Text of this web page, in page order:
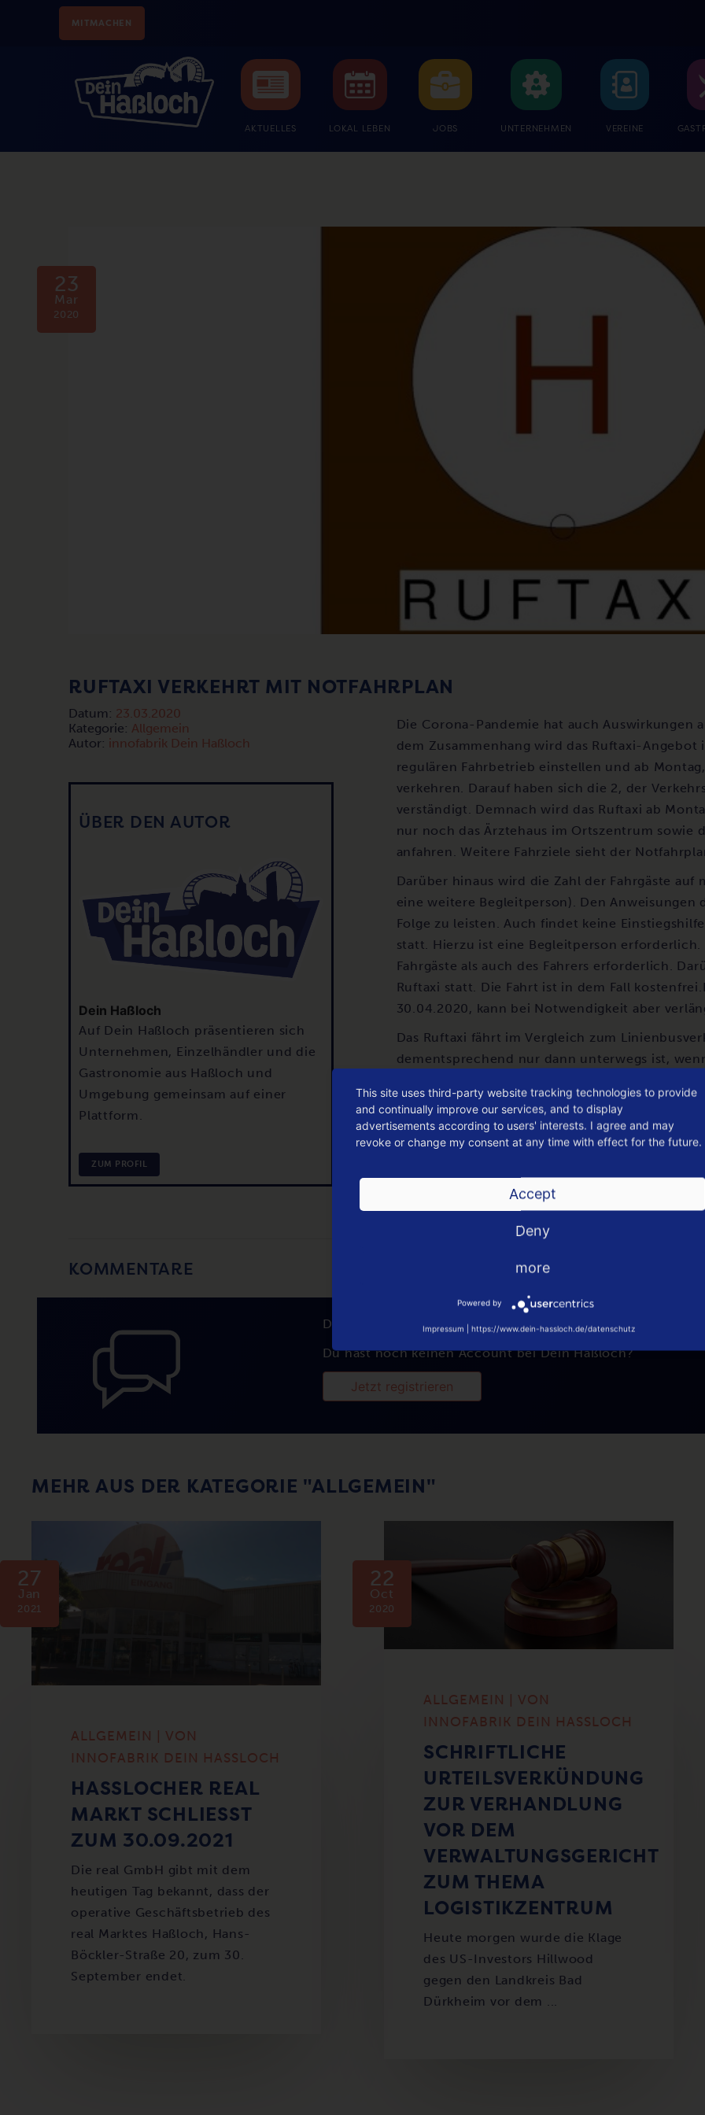
MITMACHEN
AKTUELLES LOKAL LEBEN JOBS UNTERNEHMEN VEREINE
23
Mar
2020
RUFTAXI VERKEHRT MIT NOTFAHRPLAN
Datum: 23.03.2020
Kategorie: Allgemein
Autor: innofabrik Dein Haßloch
ÜBER DEN AUTOR
Dein Haßloch
Auf Dein Haßloch präsentieren sich
Unternehmen, Einzelhändler und die
Gastronomie aus Haßloch und
Umgebung gemeinsam auf einer
Plattform.
ZUM PROFIL
Die Corona-Pandemie hat auch Auswirkungen
dem Zusammenhang wird das Ruftaxi-Angebot
regulären Fahrbetrieb einstellen und ab
verkehren. Darauf haben sich die 2, der
verständigt. Demnach wird das Ruftaxi ab
nur noch das Ärztehaus im Ortszentrum sowie
anfahren. Weitere Fahrziele sieht der
Darüber hinaus wird die Zahl der Fahrgäste auf
eine weitere Begleitperson). Den Anweisungen
Folge zu leisten. Auch findet keine
statt. Hierzu ist eine Begleitperson
Fahrgäste als auch des Fahrers erforderlich.
Ruftaxi statt. Die Fahrt ist in dem Fall
30.04.2020, kann bei Notwendigkeit aber
Das Ruftaxi fährt im Vergleich zum
dementsprechend nur dann unterwegs ist,
eine Stunde vor Abfahrt kann das Ruftaxi
einer von insgesamt 31 Haltestellen in Haßloch
Quelle: 2 Haßloch
KOMMENTARE
Du musst eingeloggtsein, um einen Kommentar schreiben
Du hast noch keinen Account bei Dein Haßloch?
Jetzt registrieren
MEHR AUS DER KATEGORIE "ALLGEMEIN"
27
Jan
2021
ALLGEMEIN | VON
INNOFABRIK DEIN HASSLOCH
HASSLOCHER REAL M
ARKT SCHLIESST ZU
M 30.09.2021
Die real GmbH gibt mit dem
heutigen Tag bekannt, dass der
operative Geschäftsbetrieb des
real Marktes Haßloch, Hans-
Böckler-Straße 20, zum 30.
September endet.
22
Oct
2020
ALLGEMEIN | VON
INNOFABRIK DEIN HASSLOCH
SCHRIFTLICHE
URTEILSVERKÜNDUNG
ZUR VERHANDLUNG
VOR DEM
VERWALTUNGSGERICHT
ZUM THEMA
LOGISTIKZENTRUM
Heute morgen wurde die Klage
des US-Investors Hillwood
gegen den Landkreis Bad
Dürkheim vor dem ...
This site uses third-party website tracking technologies to provide
and continually improve our services, and to display
advertisements according to users' interests. I agree and may
revoke or change my consent at any time with effect for the future.
Accept
Deny
more
Powered by
Impressum | https://www.dein-hassloch.de/datenschutz